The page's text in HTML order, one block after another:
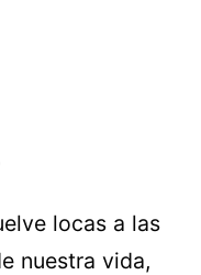
locas a las
nuestra vida,